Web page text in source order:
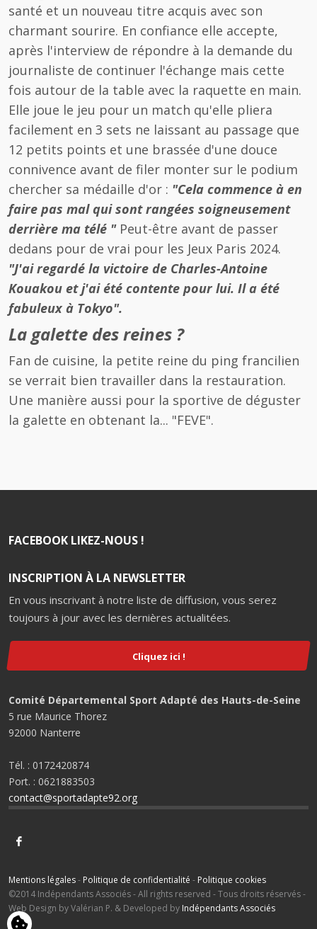
santé et un nouveau titre acquis avec son
charmant sourire. En confiance elle accepte,
après l'interview de répondre à la demande du
journaliste de continuer l'échange mais cette
fois autour de la table avec la raquette en main.
Elle joue le jeu pour un match qu'elle pliera
facilement en 3 sets ne laissant au passage que
12 petits points et une brassée d'une douce
connivence avant de filer monter sur le podium
chercher sa médaille d'or : "Cela commence à en
faire pas mal qui sont rangées soigneusement
derrière ma télé "Peut-être avant de passer
dedans pour de vrai pour les Jeux Paris 2024.
"J'ai regardé la victoire de Charles-Antoine
Kouakou et j'ai été contente pour lui. Il a été
fabuleux à Tokyo".
La galette des reines ?
Fan de cuisine, la petite reine du ping francilien
se verrait bien travailler dans la restauration.
Une manière aussi pour la sportive de déguster
la galette en obtenant la... "FEVE".
FACEBOOK LIKEZ-NOUS !
INSCRIPTION À LA NEWSLETTER
En vous inscrivant à notre liste de diffusion, vous serez
toujours à jour avec les dernières actualitées.
Cliquez ici !
Comité Départemental Sport Adapté des Hauts-de-Seine
5 rue Maurice Thorez
92000 Nanterre
Tél. : 0172420874
Port. : 0621883503
contact@sportadapte92.org
Mentions légales- Politique de confidentialité - Politique cookies
©2014 Indépendants Associés - All rights reserved - Tous droits réservés -
Web Design by Valérian P. & Developed by Indépendants Associés